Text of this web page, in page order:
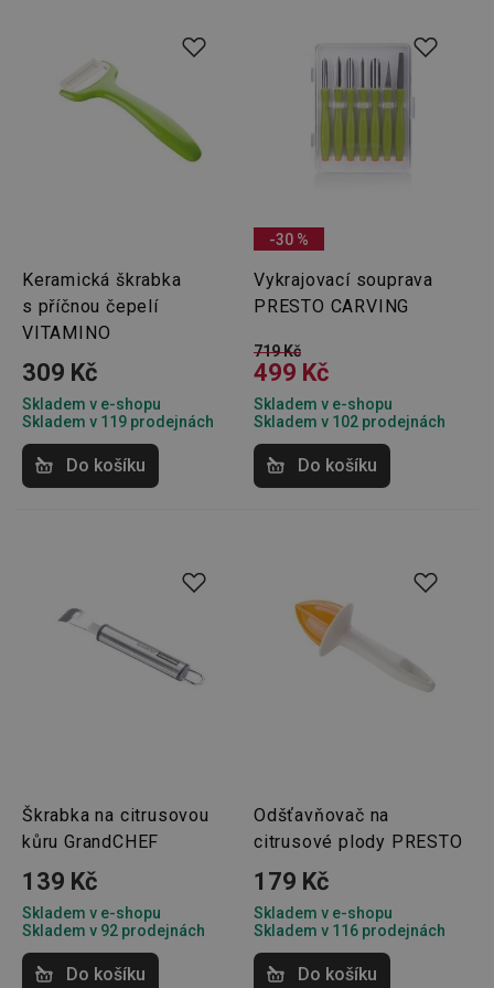
Keramická škrabka
s příčnou čepelí
VITAMINO
309 Kč
Skladem v e-shopu
Skladem v 119 prodejnách
Do košíku
-30 %
Vykrajovací souprava
PRESTO CARVING
719 Kč
499 Kč
Skladem v e-shopu
Skladem v 102 prodejnách
Do košíku
Škrabka na citrusovou
kůru GrandCHEF
139 Kč
Skladem v e-shopu
Skladem v 92 prodejnách
Do košíku
Odšťavňovač na
citrusové plody PRESTO
179 Kč
Skladem v e-shopu
Skladem v 116 prodejnách
Do košíku